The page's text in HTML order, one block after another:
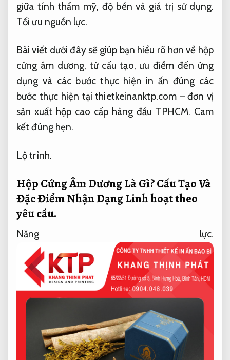
giữa tính thẩm mỹ, độ bền và giá trị sử dụng.
Tối ưu nguồn lực.
Bài viết dưới đây sẽ giúp bạn hiểu rõ hơn về hộp
cứng âm dương, từ cấu tạo, ưu điểm đến ứng
dụng và các bước thực hiện in ấn đúng các
bước thực hiện tại thietkeinanktp.com – đơn vị
sản xuất hộp cao cấp hàng đầu TPHCM. Cam
kết đúng hẹn.
Lộ trình.
Hộp Cứng Âm Dương Là Gì? Cấu Tạo Và
Đặc Điểm Nhận DạngLinh hoạt theo
yêu cầu.
Năng lực.